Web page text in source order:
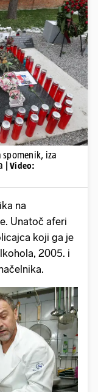
spomenik, iza
| Video:
na
Unatoč aferi
koji ga je
2005. i